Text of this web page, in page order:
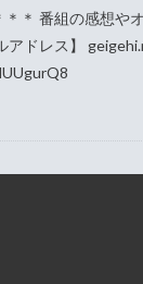
＊＊ 番組の感想
ドレス】